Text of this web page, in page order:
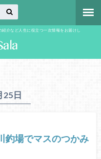
介など人生に役立つ一次情報をお届けし
25日
釣場でマスのつかみ